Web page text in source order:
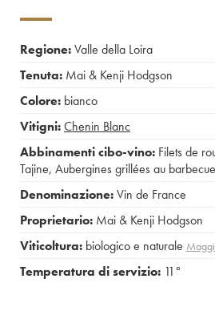
Regione:Valle della Loira
Tenuta: Mai & Kenji Hodgson
Colore: bianco
Vitigni:Chenin Blanc
Abbinamenti cibo-vino: Filets de
Tajine, Aubergines grillées au barbecue
Denominazione:Vin de France
Proprietario: Mai & Kenji Hodgson
Viticoltura: biologico e naturale
Temperatura di servizio: 11°